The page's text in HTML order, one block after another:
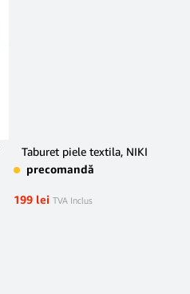
Taburet piele textila, NIKI
precomandă
199 lei TVA Inclus